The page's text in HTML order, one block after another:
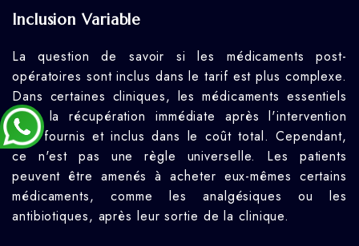
Inclusion Variable
La question de savoir si les médicaments post-
opératoires sont inclus dans le tarif est plus complexe.
Dans certaines cliniques, les médicaments essentiels
pour la récupération immédiate après l'intervention
sont fournis et inclus dans le coût total. Cependant,
ce n'est pas une règle universelle. Les patients
peuvent être amenés à acheter eux-mêmes certains
médicaments, comme les analgésiques ou les
antibiotiques, après leur sortie de la clinique.